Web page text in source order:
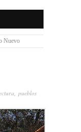
Nuevo
pueblos